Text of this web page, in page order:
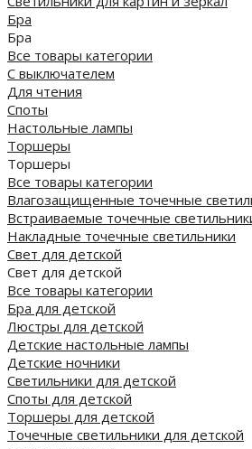
Бра
Бра
Все товары категории
С выключателем
Для чтения
Споты
Настольные лампы
Торшеры
Торшеры
Все товары категории
Влагозащищенные точечные
Встраиваемые точечные
Накладные точечные светильники
Свет для детской
Свет для детской
Все товары категории
Бра для детской
Люстры для детской
Детские настольные лампы
Детские ночники
Светильники для детской
Споты для детской
Торшеры для детской
Точечные светильники для детской